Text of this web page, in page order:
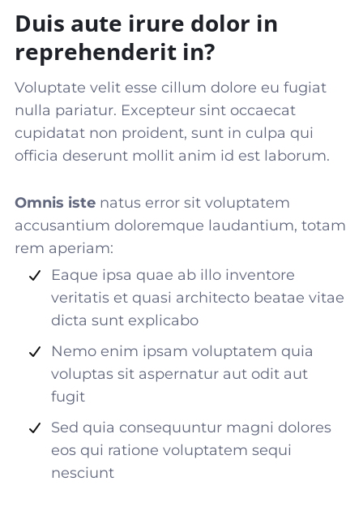
Duis aute irure dolor in
reprehenderit in?
Voluptate velit esse cillum dolore eu fugiat
nulla pariatur. Excepteur sint occaecat
cupidatat non proident, sunt in culpa qui
officia deserunt mollit anim id est laborum.
Omnis iste natus error sit voluptatem
accusantium doloremque laudantium, totam
rem aperiam:
Eaque ipsa quae ab illo inventore
veritatis et quasi architecto beatae vitae
dicta sunt explicabo
Nemo enim ipsam voluptatem quia
voluptas sit aspernatur aut odit aut
fugit
Sed quia consequuntur magni dolores
eos qui ratione voluptatem sequi
nesciunt